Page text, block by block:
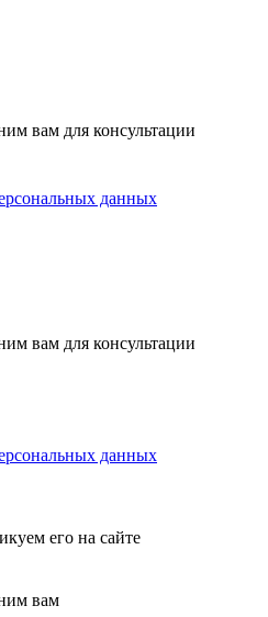
вам для консультации
данных
вам для консультации
данных
его на сайте
вам